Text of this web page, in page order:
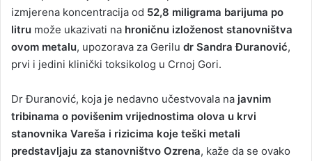
izmjerena koncentracija od 52,8 miligrama barijuma po
litru može ukazivati na hroničnu izloženost stanovništva
ovom metalu, upozorava za Gerilu dr Sandra Đuranović,
prvi i jedini klinički toksikolog u Crnoj Gori.
Dr Đuranović, koja je nedavno učestvovala na javnim
tribinama o povišenim vrijednostima olova u krvi
stanovnika Vareša i rizicima koje teški metali
predstavljaju za stanovništvo Ozrena, kaže da se ovako